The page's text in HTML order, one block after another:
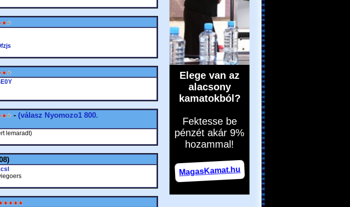
- (válasz Nyomozo1800.
lemaradt)